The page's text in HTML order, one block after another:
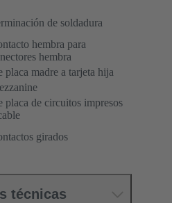
de soldadura
hembra para
hembra
placa madre a tarjeta hija
placa de circuitos impresos
girados
técnicas